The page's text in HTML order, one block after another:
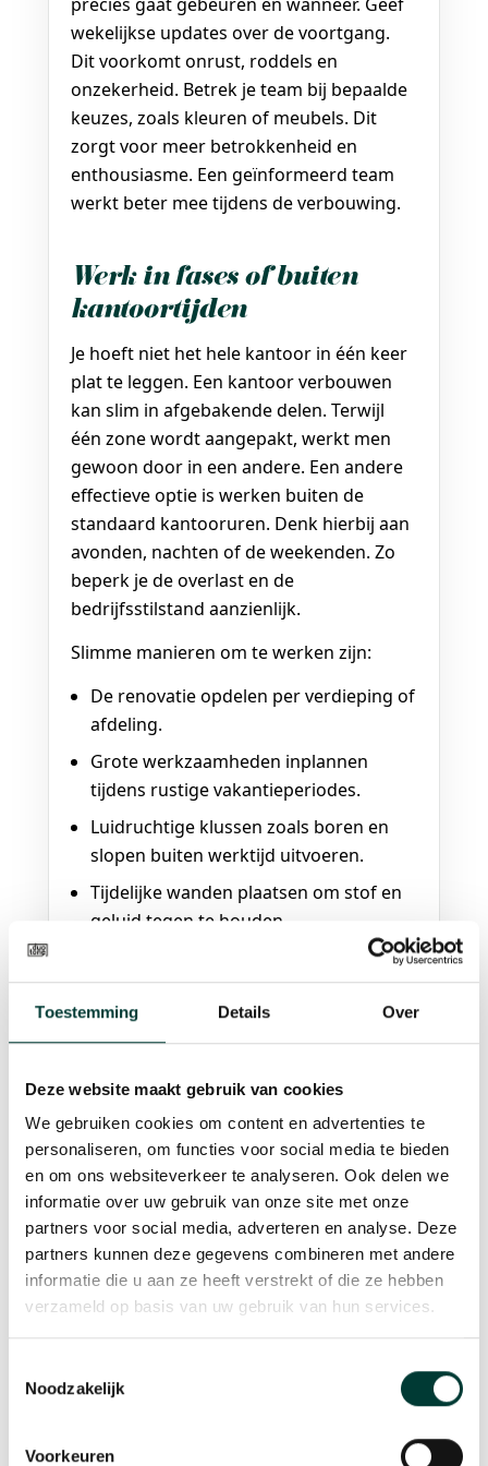
Toestemming Details Over
Deze website maakt gebruik van cookies
We gebruiken cookies om content en advertenties te
personaliseren, om functies voor social media te bieden
en om ons websiteverkeer te analyseren. Ook delen we
informatie over uw gebruik van onze site met onze
partners voor social media, adverteren en analyse. Deze
partners kunnen deze gegevens combineren met andere
informatie die u aan ze heeft verstrekt of die ze hebben
verzameld op basis van uw gebruik van hun services.
Noodzakelijk
Voorkeuren
wekelijkse updates over de voortgang.
Dit voorkomt onrust, roddels en
onzekerheid. Betrek je team bij bepaalde
keuzes, zoals kleuren of meubels. Dit
zorgt voor meer betrokkenheid en
enthousiasme. Een geïnformeerd team
werkt beter mee tijdens de verbouwing.
Werk in fases of buiten
kantoortijden
Je hoeft niet het hele kantoor in één keer
plat te leggen. Een kantoor verbouwen
kan slim in afgebakende delen. Terwijl
één zone wordt aangepakt, werkt men
gewoon door in een andere. Een andere
effectieve optie is werken buiten de
standaard kantooruren. Denk hierbij aan
avonden, nachten of de weekenden. Zo
beperk je de overlast en de
bedrijfsstilstand aanzienlijk.
Slimme manieren om te werken zijn:
De renovatie opdelen per verdieping of
afdeling.
Grote werkzaamheden inplannen
tijdens rustige vakantieperiodes.
Luidruchtige klussen zoals boren en
slopen buiten werktijd uitvoeren.
Tijdelijke wanden plaatsen om stof en
geluid tegen te houden.
Kantoorrenovatie en
minimale
van technologie
Moderne technologie biedt geweldige
oplossingen voor continuïteit. Laat
medewerkers bijvoorbeeld tijdelijk
thuiswerken. Of regel een flexibele
werkplek in een co-working space. Dit
zorgt ervoor dat alle belangrijke taken
gewoon doorgaan. Digitale
projectmanagement tools helpen ook
de kantoorrenovatie op de voet. Je hebt
perfect overzicht en grip.